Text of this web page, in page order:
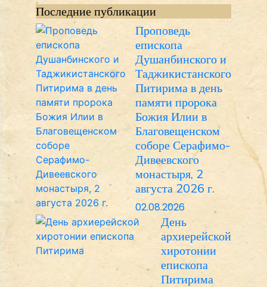
Последние публикации
Проповедь
епископа
Душанбинского и
Таджикистанского
Питирима в день
памяти пророка
Божия Илии в
Благовещенском
соборе Серафимо-
Дивеевского
монастыря, 2
августа 2026 г.
02.08.2026
День
архиерейской
хиротонии
епископа
Питирима